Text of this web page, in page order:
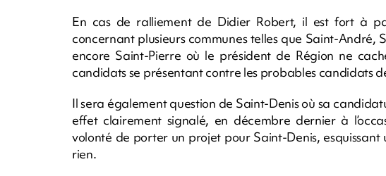
En cas de ralliement de Didier Robert, il est fort à
concernant plusieurs communes telles que Saint-André,
encore Saint-Pierre où le président de Région ne
candidats se présentant contre les probables candidats
Il sera également question de Saint-Denis où sa
effet clairement signalé, en décembre dernier à
volonté de porter un projet pour Saint-Denis,
rien.